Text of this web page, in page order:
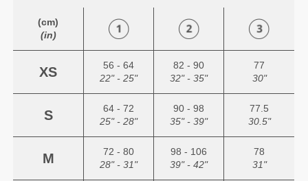
(cm)
(in)
XS
56 - 64
22" - 25"
82 - 90
32" - 35"
77
30"
S
64 - 72
25" - 28"
90 - 98
35" - 39"
77.5
30.5"
M
72 - 80
28" - 31"
98 - 106
39" - 42"
78
31"